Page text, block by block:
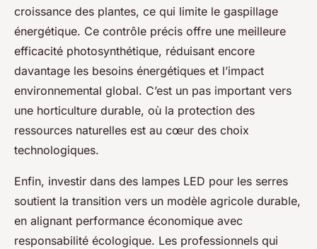
croissance des plantes, ce qui limite le gaspillage
énergétique. Ce contrôle précis offre une meilleure
efficacité photosynthétique, réduisant encore
davantage les besoins énergétiques et l’impact
environnemental global. C’est un pas important vers
une horticulture durable, où la protection des
ressources naturelles est au cœur des choix
technologiques.
Enfin, investir dans des lampes LED pour les serres
soutient la transition vers un modèle agricole durable,
en alignant performance économique avec
responsabilité écologique. Les professionnels qui